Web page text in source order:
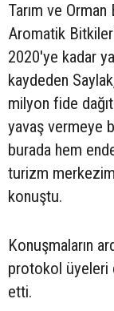
Tarım ve Orman
Aromatik
2020'ye kadar
kaydeden
milyon fide
yavaş vermeye
burada hem
turizm
konuştu.
Konuşmaların
protokol üyeleri
etti.